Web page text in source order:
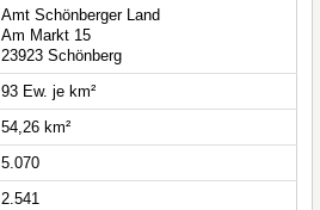
Amt Schönberger Land
Am Markt 15
23923 Schönberg
93 Ew. je km²
54,26 km²
5.070
2.541